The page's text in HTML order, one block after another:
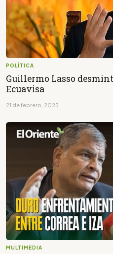
POLÍTICA
Guillermo Lasso
Ecuavisa
21 de febrero, 2025
MULTIMEDIA